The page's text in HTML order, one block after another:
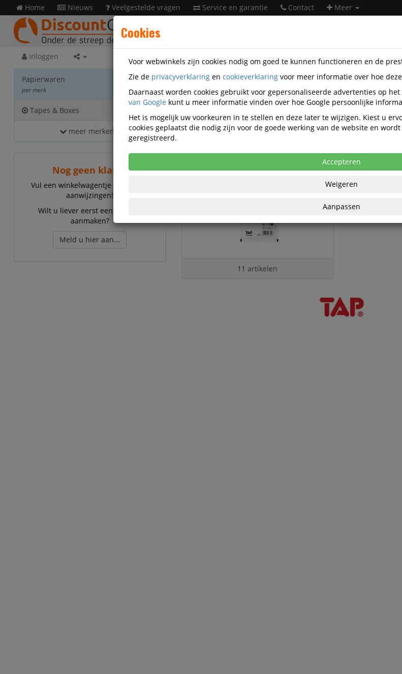
Home Nieuws Veelgestelde vragen Service en garantie Contact Meer
Inloggen
Papierwaren
per merk
Tapes & Boxes
meer merken...
Nog geen klant?
Vul een winkelwagentje en volg de
aanwijzingen!
Wilt u liever eerst een account
aanmaken?
Meld u hier aan...
Papierwaren Tapes & Boxes
Tapes & Boxes
11 artikelen
Cookies
Voor webwinkels zijn cookies nodig om goed te kunnen functioneren en de
Zie de privacyverklaring en cookieverklaring voor meer informatie over hoe
Daarnaast worden cookies gebruikt voor gepersonaliseerde advertenties op
van Google kunt u meer informatie vinden over hoe Google persoonlijke
Het is mogelijk uw voorkeuren in te stellen en deze later te wijzigen. Kiest u
cookies geplaatst die nodig zijn voor de goede werking van de website en
geregistreerd.
Accepteren
Weigeren
Aanpassen